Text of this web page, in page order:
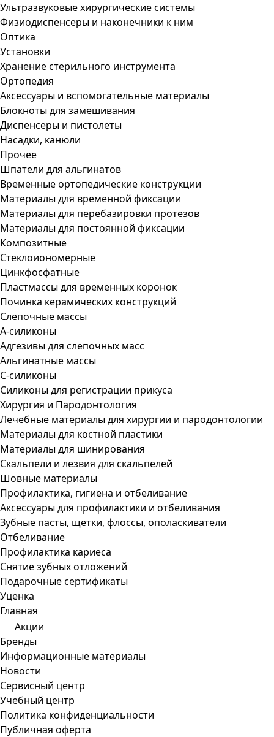
Ультразвуковые хирургические системы
Физиодиспенсеры и наконечники к ним
Оптика
Установки
Хранение стерильного инструмента
Ортопедия
Аксессуары и вспомогательные материалы
Блокноты для замешивания
Диспенсеры и пистолеты
Насадки, канюли
Прочее
Шпатели для альгинатов
Временные ортопедические конструкции
Материалы для временной фиксации
Материалы для перебазировки протезов
Материалы для постоянной фиксации
Композитные
Стеклоиономерные
Цинкфосфатные
Пластмассы для временных коронок
Починка керамических конструкций
Слепочные массы
А-силиконы
Адгезивы для слепочных масс
Альгинатные массы
С-силиконы
Силиконы для регистрации прикуса
Хирургия и Пародонтология
Лечебные материалы для хирургии и пародонтологии
Материалы для костной пластики
Материалы для шинирования
Скальпели и лезвия для скальпелей
Шовные материалы
Профилактика, гигиена и отбеливание
Аксессуары для профилактики и отбеливания
Зубные пасты, щетки, флоссы, ополаскиватели
Отбеливание
Профилактика кариеса
Снятие зубных отложений
Подарочные сертификаты
Уценка
Главная
Акции
Бренды
Информационные материалы
Новости
Сервисный центр
Учебный центр
Политика конфиденциальности
Публичная оферта